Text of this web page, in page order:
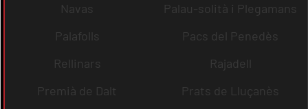
Navas
Palau-solità i Plegamans
Palafolls
Pacs del Penedès
Rellinars
Rajadell
Premià de Dalt
Prats de Lluçanès